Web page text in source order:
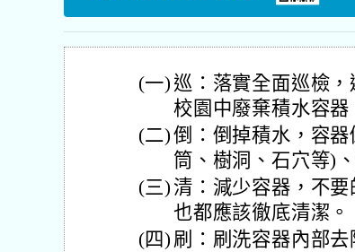
(一) 巡：落實全面巡檢
校園中廢棄積水容器
(二)倒：倒掉積水，容
筒、樹洞、石穴等)
(三) 清：減少容器，不
也都應該徹底清潔。
(四) 刷：刷洗容器內部